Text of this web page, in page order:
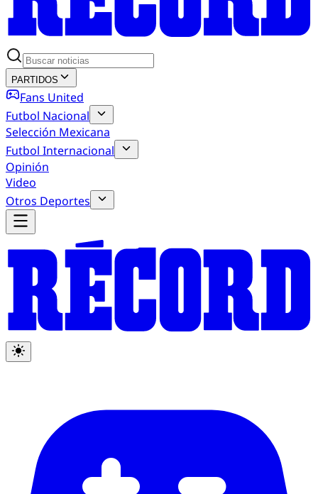
PARTIDOS
Fans United
Futbol Nacional
Selección Mexicana
Futbol Internacional
Opinión
Video
Otros Deportes